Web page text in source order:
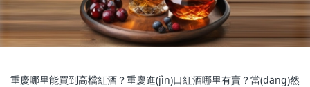
重慶哪里能買到高檔紅酒？重慶進(jìn)口紅酒哪里有賣？當(dāng)然